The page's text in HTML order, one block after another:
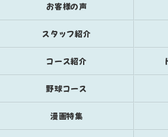
お客様の声
スタッフ紹介
コース紹介
野球コース
漫画特集